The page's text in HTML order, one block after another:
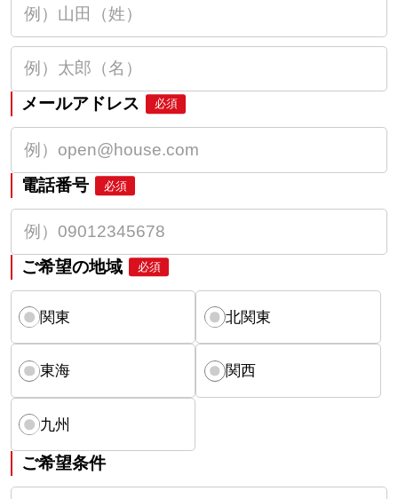
メールアドレス 必須
電話番号 必須
ご希望の地域 必須
関東 北関東
東海 関西
九州
ご希望条件